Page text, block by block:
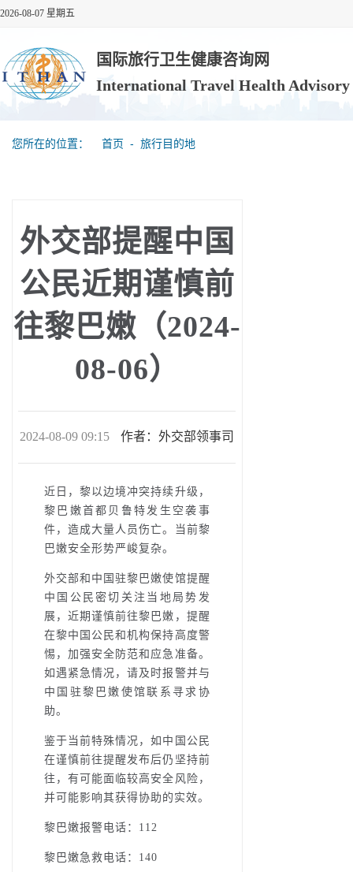
2026-08-07 星期五
国际旅行卫生健康咨询网
International Travel Health
您所在的位置： 首页 ‐ 旅行目的地
外交部提醒中国
公民近期谨慎前
往黎巴嫩（2024-
08-06）
2024-08-09 09:15 作者：外交部领事司
近日，黎以边境冲突持续升级，
黎巴嫩首都贝鲁特发生空袭事
件，造成大量人员伤亡。当前黎
巴嫩安全形势严峻复杂。
外交部和中国驻黎巴嫩使馆提醒
中国公民密切关注当地局势发
展，近期谨慎前往黎巴嫩，提醒
在黎中国公民和机构保持高度警
惕，加强安全防范和应急准备。
如遇紧急情况，请及时报警并与
中国驻黎巴嫩使馆联系寻求协
助。
鉴于当前特殊情况，如中国公民
在谨慎前往提醒发布后仍坚持前
往，有可能面临较高安全风险，
并可能影响其获得协助的实效。
黎巴嫩报警电话：112
黎巴嫩急救电话：140